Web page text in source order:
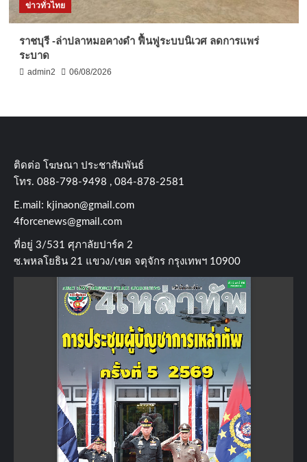
ข่าวทั่วไทย
ราชบุรี -ล่าปลาหมอคางดำ ฟื้นฟูระบบนิเวศ ลดการแพร่
ระบาด
admin2 06/08/2026
ติดต่อ​ โฆษณา​ ประชาสัมพันธ์
โทร​. 088-798-9498 , 084-878-2581
E.mail: kjinaon@gmail.com
4forcenews@gmail.com
ที่อยู่​ 3/531​ ศุภาลัยปาร์ค​ 2
ซ.พหลโยธิน​ 21​ แขวง/เขต​ จตุจักร​ กรุงเทพฯ 10900